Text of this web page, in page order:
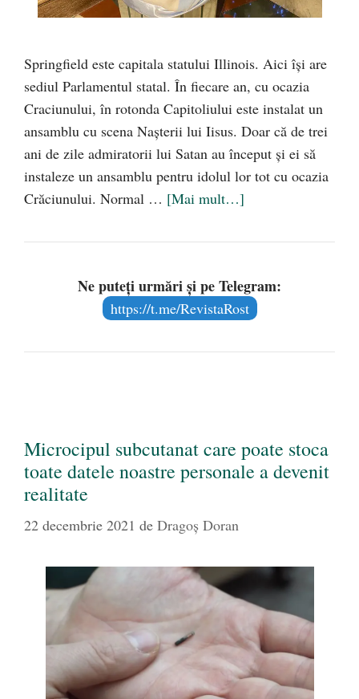
Springfield este capitala statului Illinois. Aici își are
sediul Parlamentul statal. În fiecare an, cu ocazia
Craciunului, în rotonda Capitoliului este instalat un
ansamblu cu scena Nașterii lui Iisus. Doar că de trei
ani de zile admiratorii lui Satan au început și ei să
instaleze un ansamblu pentru idolul lor tot cu ocazia
Crăciunului. Normal … [Mai mult…]
Ne puteți urmări și pe Telegram:
https://t.me/RevistaRost
Microcipul subcutanat care poate stoca
toate datele noastre personale a devenit
realitate
22 decembrie 2021 de Dragoș Doran